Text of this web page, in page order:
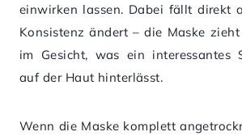
einwirken lassen. Dabei fällt direkt
Konsistenz ändert – die Maske
im Gesicht, was ein interessantes
auf der Haut hinterlässt.
Wenn die Maske komplett